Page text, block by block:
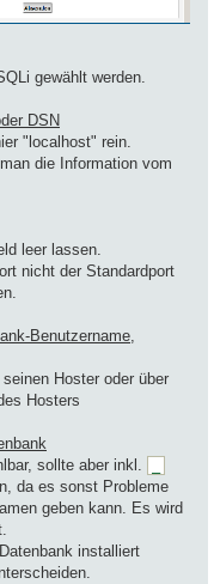
gewählt werden.
DSN
"localhost" rein.
die Information vom
leer lassen.
nicht der Standardport
Benutzername,
Hoster oder über
Hosters
sollte aber inkl.
da es sonst Probleme
geben kann. Es wird
installiert